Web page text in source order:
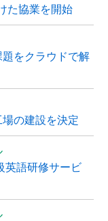
た協業を開始
をクラウドで解
の建設を決定
英語研修サービ